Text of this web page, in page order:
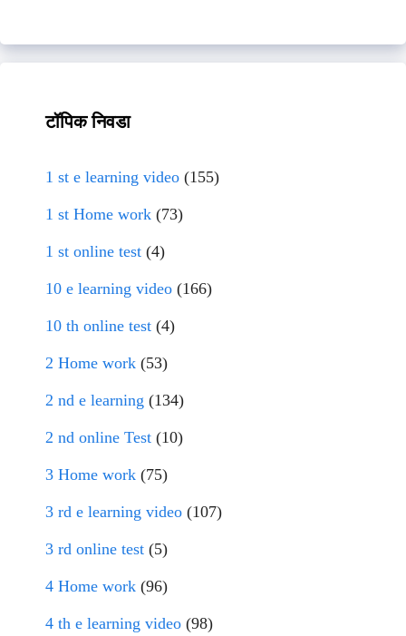
टॉपिक निवडा
1 st e learning video (155)
1 st Home work (73)
1 st online test (4)
10 e learning video (166)
10 th online test (4)
2 Home work (53)
2 nd e learning (134)
2 nd online Test (10)
3 Home work (75)
3 rd e learning video (107)
3 rd online test (5)
4 Home work (96)
4 th e learning video (98)